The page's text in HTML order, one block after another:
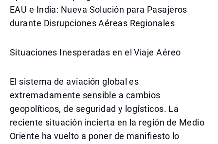
EAU e India: Nueva Solución para Pasajeros
durante Disrupciones Aéreas Regionales
Situaciones Inesperadas en el Viaje Aéreo
El sistema de aviación global es
extremadamente sensible a cambios
geopolíticos, de seguridad y logísticos. La
reciente situación incierta en la región de Medio
Oriente ha vuelto a poner de manifiesto lo